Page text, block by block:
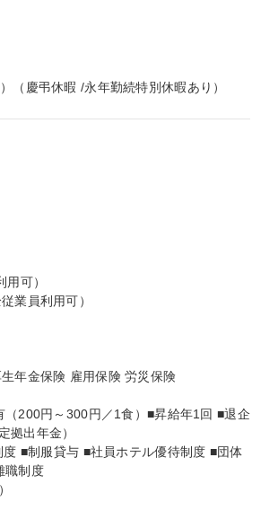
（慶弔休暇 /永年勤続特別休暇あり）
可）
業員利用可）
年金保険 雇用保険 労災保険
（200円～300円／1食）■昇給年1回 ■退企
拠出年金）
■制服貸与 ■社員ホテル優待制度 ■団体
職制度